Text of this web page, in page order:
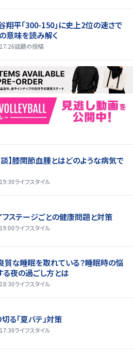
翔平「300-150」に史上2位の速さで
意味を読み解く
話題の投稿
】膝関節血腫とはどのような病気で
ライフスタイル
フステージごとの健康問題と対策
ライフスタイル
質な睡眠を取れている？睡眠時の悩
る夜の過ごし方とは
ライフスタイル
る「夏バテ」対策
ライフスタイル